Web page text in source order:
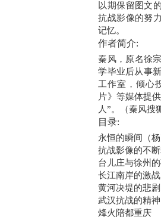
以期保留图文
抗战影像的努
记忆。
作者简介:
秦风，原名徐
学毕业后从事
工作室，倾心
片》等媒体提
人”。（秦风搜
目录:
永恒的瞬间（
抗战影像的不
台儿庄与徐州
长江南岸的激战
黄河决堤的悲剧
武汉抗战的精神
烽火陪都重庆